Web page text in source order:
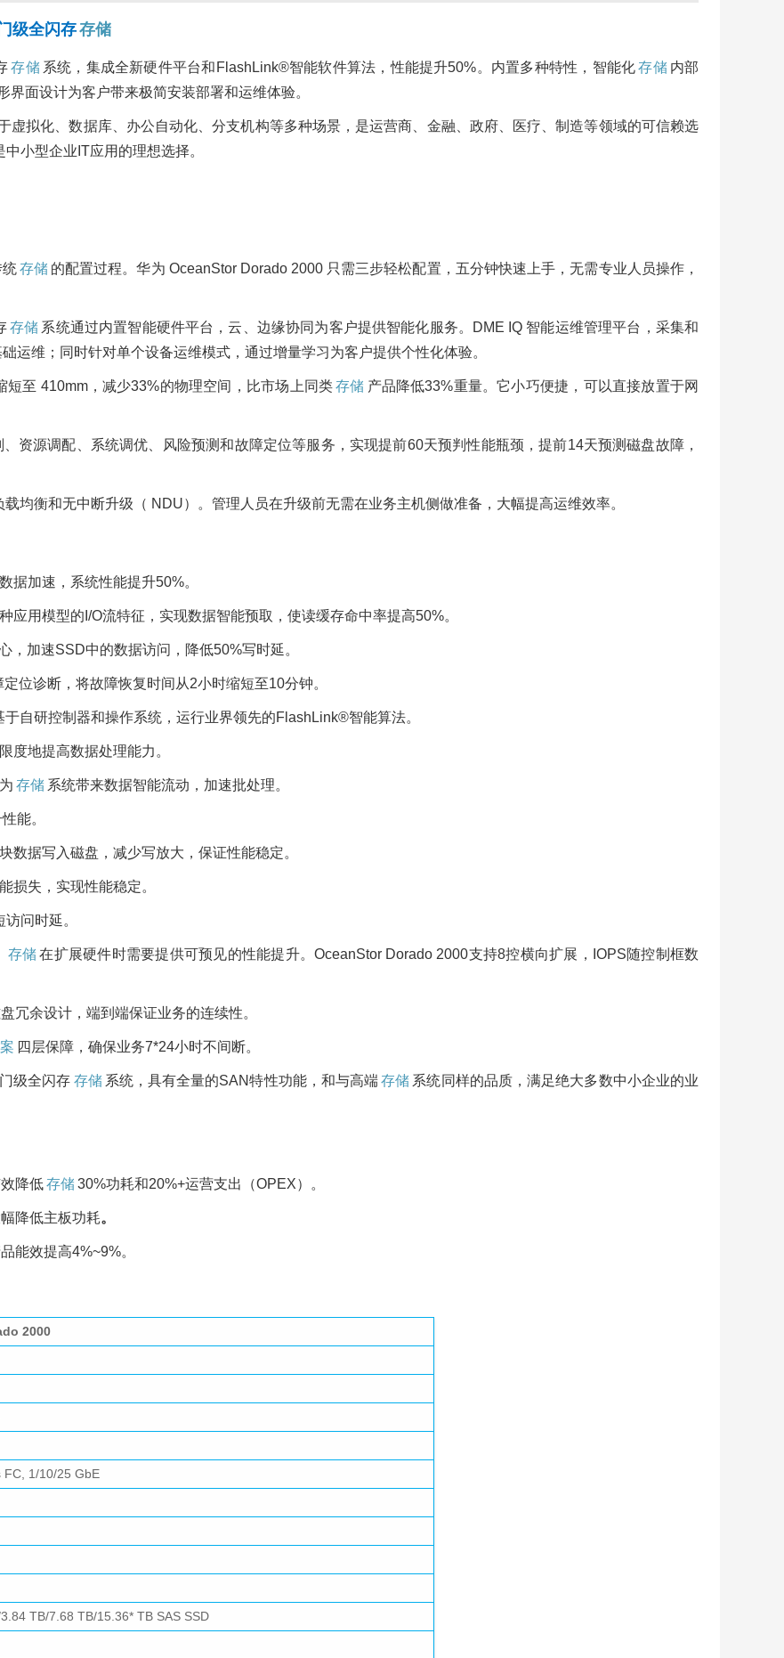
级全闪存存储
存储 系统，集成全新硬件平台和FlashLink®智能软件算法，性能提升50%。内置多种特性，智能化存储 内部
面设计为客户带来极简安装部署和运维体验。
虚拟化、数据库、办公自动化、分支机构等多种场景，是运营商、金融、政府、医疗、制造等领域的可信赖选
小型企业IT应用的理想选择。
存储 的配置过程。华为 OceanStor Dorado 2000 只需三步轻松配置，五分钟快速上手，无需专业人员操作，
存储 系统通过内置智能硬件平台，云、边缘协同为客户提供智能化服务。DME IQ 智能运维管理平台，采集和
运维；同时针对单个设备运维模式，通过增量学习为客户提供个性化体验。
短至 410mm，减少33%的物理空间，比市场上同类存储 产品降低33%重量。它小巧便捷，可以直接放置于网
资源调配、系统调优、风险预测和故障定位等服务，实现提前60天预判性能瓶颈，提前14天预测磁盘故障，
均衡和无中断升级（ NDU）。管理人员在升级前无需在业务主机侧做准备，大幅提高运维效率。
据加速，系统性能提升50%。
应用模型的I/O流特征，实现数据智能预取，使读缓存命中率提高50%。
加速SSD中的数据访问，降低50%写时延。
位诊断，将故障恢复时间从2小时缩短至10分钟。
自研控制器和操作系统，运行业界领先的FlashLink®智能算法。
度地提高数据处理能力。
存储 系统带来数据智能流动，加速批处理。
能。
数据写入磁盘，减少写放大，保证性能稳定。
损失，实现性能稳定。
问时延。
存储 在扩展硬件时需要提供可预见的性能提升。OceanStor Dorado 2000支持8控横向扩展，IOPS随控制框数
冗余设计，端到端保证业务的连续性。
四层保障，确保业务7*24小时不间断。
级全闪存 存储 系统，具有全量的SAN特性功能，和与高端存储 系统同样的品质，满足绝大多数中小企业的业
降低存储 30%功耗和20%+运营支出（OPEX）。
降低主板功耗。
能效提高4%~9%。
2000
1/10/25 GbE
TB/7.68 TB/15.36* TB SAS SSD